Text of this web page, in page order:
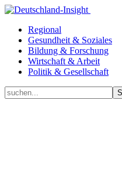
Regional
Gesundheit & Soziales
Bildung & Forschung
Wirtschaft & Arbeit
Politik & Gesellschaft